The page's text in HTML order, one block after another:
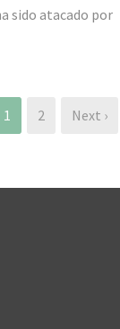
sido atacado por
1 2 Next ›